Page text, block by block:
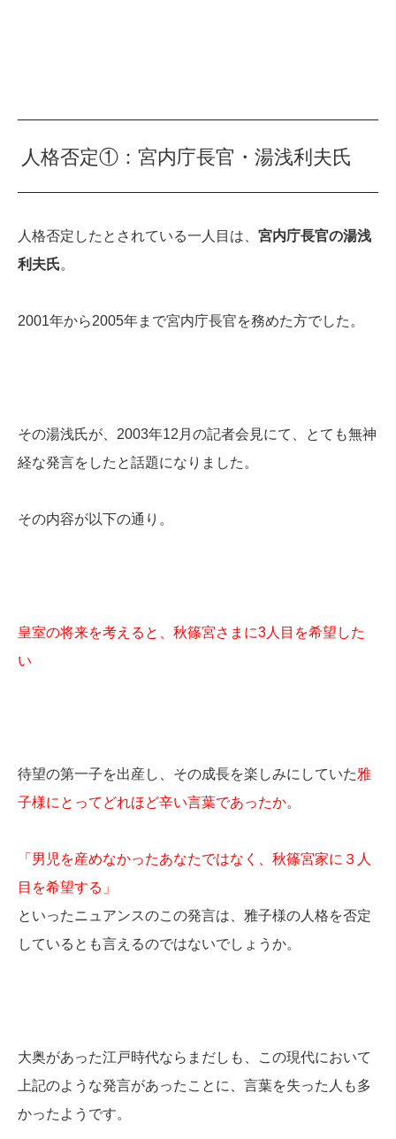
人格否定①：宮内庁長官・湯浅利夫氏
人格否定したとされている一人目は、 宮内庁長官の湯浅
利夫氏。
2001年から2005年まで宮内庁長官を務めた方でした。
その湯浅氏が、2003年12月の記者会見にて、とても無神
経な発言をしたと話題になりました。
その内容が以下の通り。
皇室の将来を考えると、秋篠宮さまに3人目を希望した
い
待望の第一子を出産し、その成長を楽しみにしていた雅
子様にとってどれほど辛い言葉であったか。
「男児を産めなかったあなたではなく、秋篠宮家に３人
目を希望する」
といったニュアンスのこの発言は、雅子様の人格を否定
しているとも言えるのではないでしょうか。
大奥があった江戸時代ならまだしも、この現代において
上記のような発言があったことに、言葉を失った人も多
かったようです。